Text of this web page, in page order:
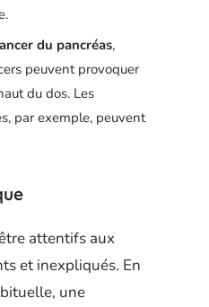
du pancréas,
peuvent provoquer
du dos. Les
par exemple, peuvent
attentifs aux
et inexpliqués. En
une